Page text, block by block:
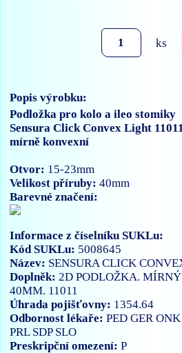
ks
Popis výrobku:
Podložka pro kolo a ileo stomiky
Sensura Click Convex Light
mírně konvexní
Otvor: 15-23mm
Velikost příruby: 40mm
Barevné značení:
Informace z číselníku SUKLu:
Kód SUKLu: 5008645
Název: SENSURA CLICK
Doplněk:2D PODLOŽKA.
40MM. 11011
Úhrada pojišťovny: 1354.64
Odbornost lékaře:PEDGER
PRL SDP SLO
Preskripční omezení:P